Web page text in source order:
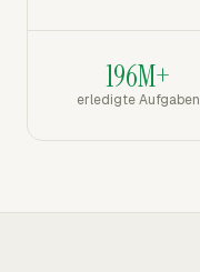
196M+
erledigte Aufgaben